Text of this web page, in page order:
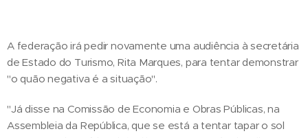
A federação irá pedir novamente uma audiência à secretária
de Estado do Turismo, Rita Marques, para tentar demonstrar
"o quão negativa é a situação".
"Já disse na Comissão de Economia e Obras Públicas, na
Assembleia da República, que se está a tentar tapar o sol